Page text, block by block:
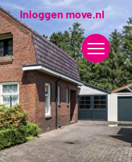
Inloggen move.nl